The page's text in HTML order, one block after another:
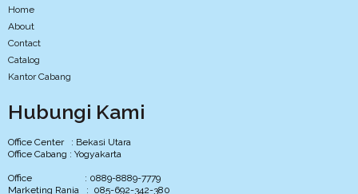
Home
About
Contact
Catalog
Kantor Cabang
Hubungi Kami
Office Center : Bekasi Utara
Office Cabang : Yogyakarta
Office : 0889-8889-7779
Marketing Rania : 085-692-342-380